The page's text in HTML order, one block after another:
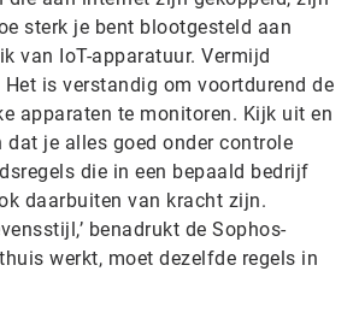
sterk je bent blootgesteld aan
van IoT-apparatuur. Vermijd
Het is verstandig om voortdurend de
apparaten te monitoren. Kijk uit en
dat je alles goed onder controle
die in een bepaald bedrijf
daarbuiten van kracht zijn.
benadrukt de Sophos-
werkt, moet dezelfde regels in